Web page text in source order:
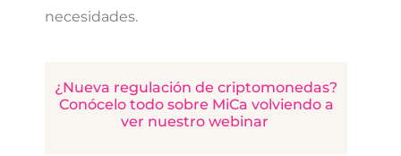
necesidades.
¿Nueva regulación de criptomonedas?
Conócelo todo sobre MiCa volviendo a
ver nuestro webinar